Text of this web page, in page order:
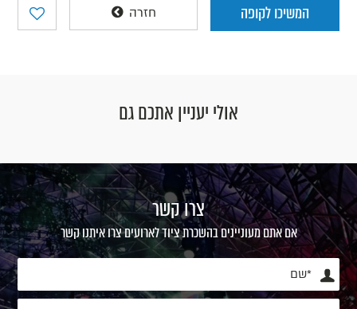
המשיכו לקופה חזרה
אולי יעניין אתכם גם
צרו קשר
אם אתם מעוניינים בהשכרת ציוד לארועים צרו איתנו קשר